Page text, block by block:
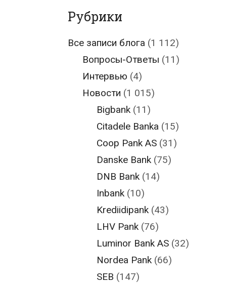
Рубрики
Все записи блога (1 112)
Вопросы-Ответы (11)
Интервью (4)
Новости (1 015)
Bigbank (11)
Citadele Banka (15)
Coop Pank AS (31)
Danske Bank (75)
DNB Bank (14)
Inbank (10)
Krediidipank (43)
LHV Pank (76)
Luminor Bank AS (32)
Nordea Pank (66)
SEB (147)